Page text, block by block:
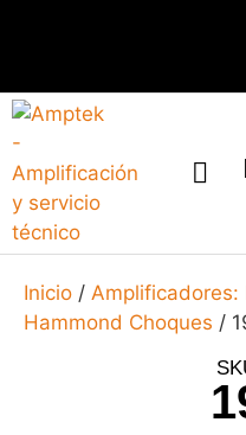
Inicio / Amplificadores:
Hammond Choques /